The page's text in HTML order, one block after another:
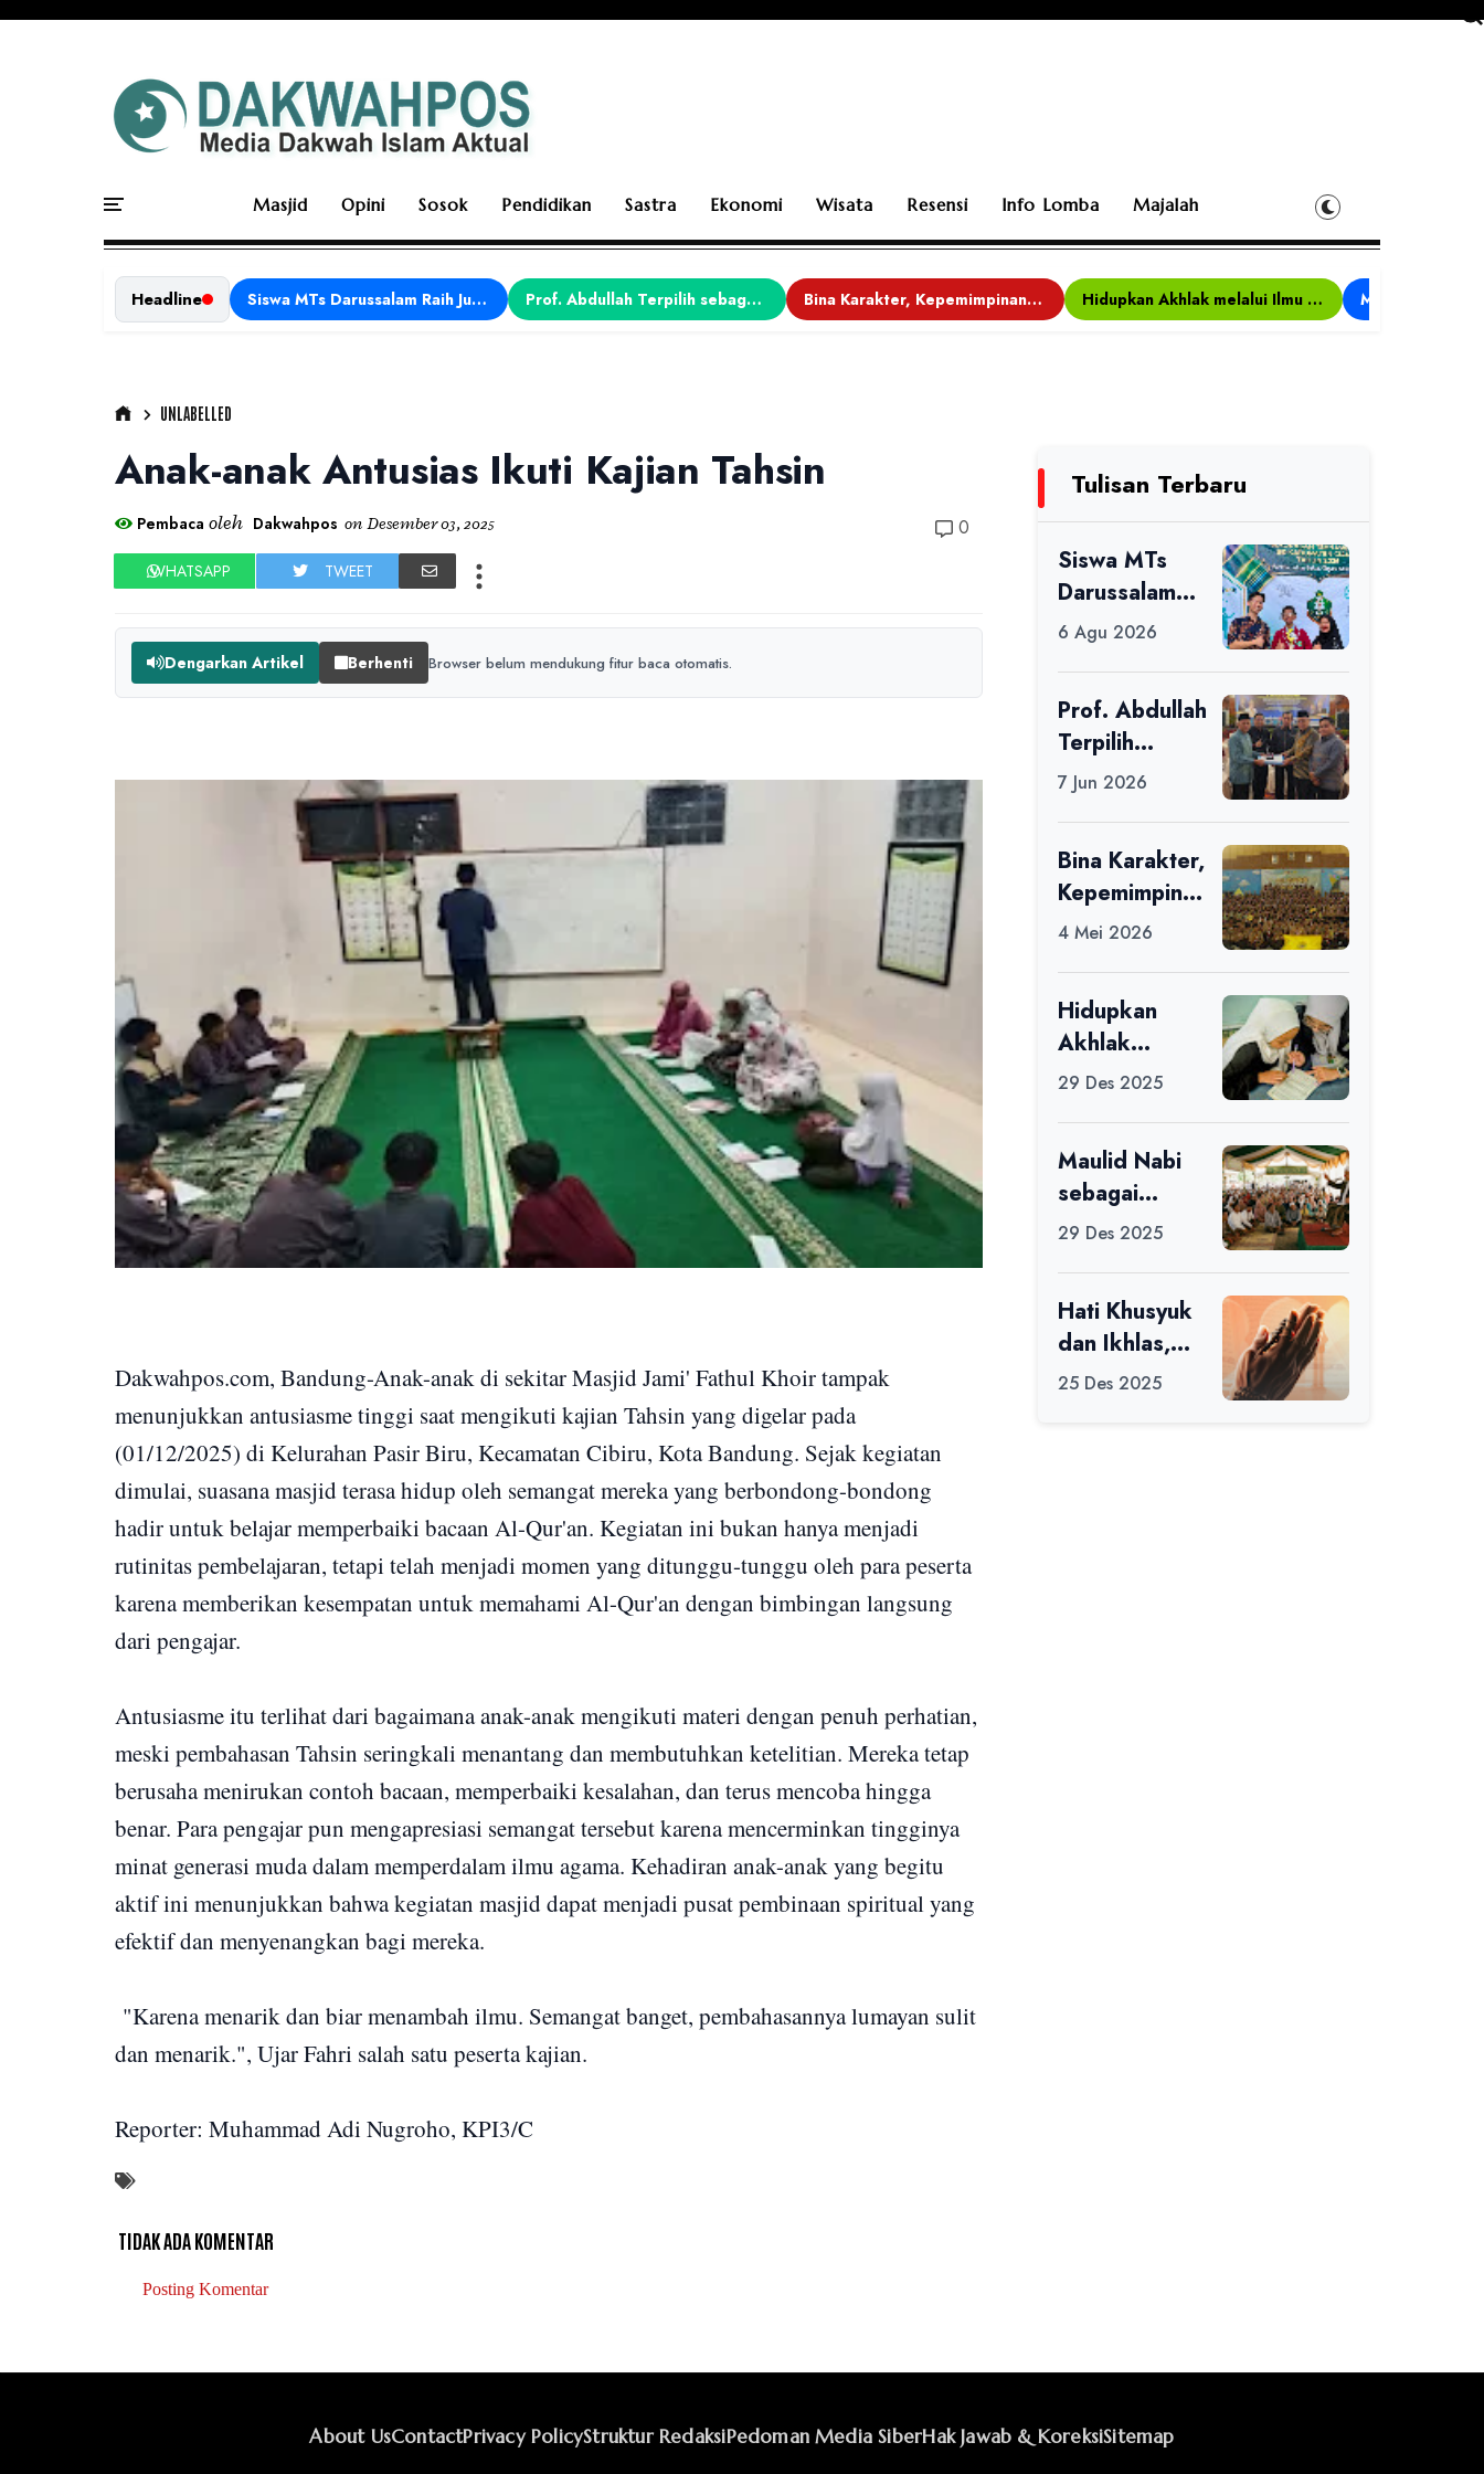
Masjid Opini Sosok Pendidikan Sastra Ekonomi Wisata Resensi Info Lomba Majalah
Headline Siswa MTs Darussalam Raih Juara 1 dalam Porseni Tingkat Kabupaten Ciamis Tahun 2026 Prof. Abdullah Terpilih sebagai Ketua APDII Periode 2026–2030 Bina Karakter, Kepemimpinan, dan Kemandirian, 117 Peserta Ikuti Alfaro Camp di MAN 1 Darussalam Ciamis Hidupkan Akhlak melalui Ilmu yang Diamalkan
UNLABELLED
Anak-anak Antusias Ikuti Kajian Tahsin
Pembaca oleh Dakwahpos on Desember 03, 2025 0
WHATSAPP TWEET
Dengarkan Artikel Berhenti Browser belum mendukung fitur baca otomatis.
Dakwahpos.com, Bandung-Anak-anak di sekitar Masjid Jami' Fathul Khoir tampak
menunjukkan antusiasme tinggi saat mengikuti kajian Tahsin yang digelar pada
(01/12/2025) di Kelurahan Pasir Biru, Kecamatan Cibiru, Kota Bandung. Sejak kegiatan
dimulai, suasana masjid terasa hidup oleh semangat mereka yang berbondong-bondong
hadir untuk belajar memperbaiki bacaan Al-Qur'an. Kegiatan ini bukan hanya menjadi
rutinitas pembelajaran, tetapi telah menjadi momen yang ditunggu-tunggu oleh para peserta
karena memberikan kesempatan untuk memahami Al-Qur'an dengan bimbingan langsung
dari pengajar.
Antusiasme itu terlihat dari bagaimana anak-anak mengikuti materi dengan penuh perhatian,
meski pembahasan Tahsin seringkali menantang dan membutuhkan ketelitian. Mereka tetap
berusaha menirukan contoh bacaan, memperbaiki kesalahan, dan terus mencoba hingga
benar. Para pengajar pun mengapresiasi semangat tersebut karena mencerminkan tingginya
minat generasi muda dalam memperdalam ilmu agama. Kehadiran anak-anak yang begitu
aktif ini menunjukkan bahwa kegiatan masjid dapat menjadi pusat pembinaan spiritual yang
efektif dan menyenangkan bagi mereka.
"Karena menarik dan biar menambah ilmu. Semangat banget, pembahasannya lumayan sulit
dan menarik.", Ujar Fahri salah satu peserta kajian.
Reporter: Muhammad Adi Nugroho, KPI3/C
TIDAK ADA KOMENTAR
Posting Komentar
Tulisan Terbaru
Siswa MTs
Darussalam
Raih Juara 1
Kabupaten
Ciamis Tahun
2026
6 Agu 2026
Prof. Abdullah
Terpilih
sebagai Ketua
7 Jun 2026
Bina Karakter,
Kepemimpinan
, dan
Ikuti Alfaro
Camp di MAN
1 Darussalam
Ciamis
4 Mei 2026
Hidupkan
Akhlak
melalui Ilmu
29 Des 2025
Maulid Nabi
sebagai
Momentum
29 Des 2025
Hati Khusyuk
dan Ikhlas,
Jadi Esensi
25 Des 2025
About UsContactPrivacy PolicyStruktur RedaksiPedoman Media SiberHak Jawab & KoreksiSitemap